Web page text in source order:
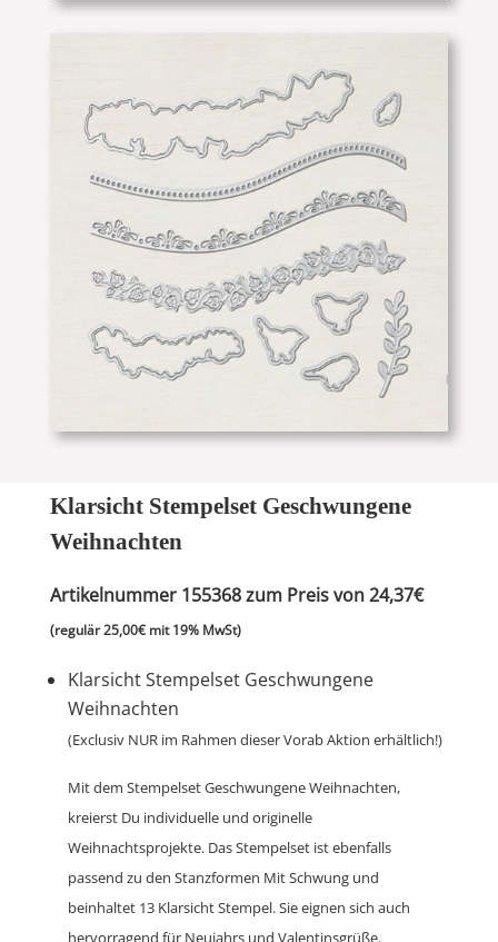
Klarsicht Stempelset Geschwungene
Weihnachten
Artikelnummer 155368 zum Preis von 24,37€
(regulär 25,00€ mit 19% MwSt)
Klarsicht Stempelset Geschwungene
Weihnachten
(Exclusiv NUR im Rahmen dieser Vorab Aktion erhältlich!)
Mit dem Stempelset Geschwungene Weihnachten,
kreierst Du individuelle und originelle
Weihnachtsprojekte. Das Stempelset ist ebenfalls
passend zu den Stanzformen Mit Schwung und
beinhaltet 13 Klarsicht Stempel. Sie eignen sich auch
hervorragend für Neujahrs und Valentinsgrüße.